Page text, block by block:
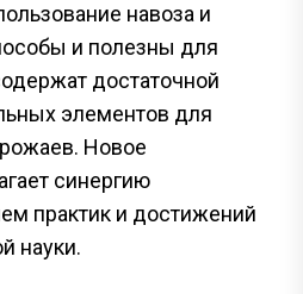
навоза и
и полезны для
достаточной
элементов для
Новое
синергию
практик и достижений
науки.